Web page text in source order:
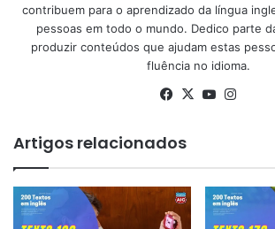
contribuem para o aprendizado da língua
pessoas em todo o mundo. Dedico parte
produzir conteúdos que ajudam estas
fluência no idioma.
Facebook
X YouTube
Artigos relacionados